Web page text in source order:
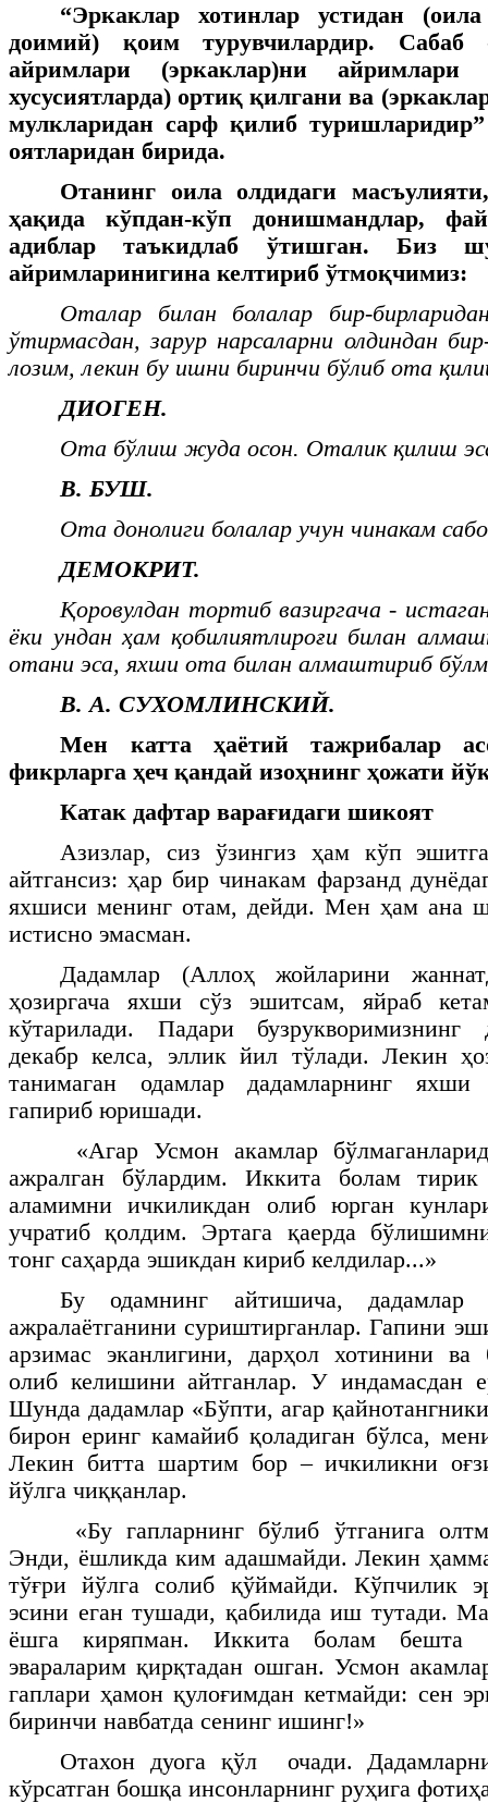
“Эркаклар хотинлар устидан
доимий) қоим турувчилардир.
айримлари (эркаклар)ни айримлари
хусусиятларда) ортиқ қилгани ва
мулкларидан сарф қилиб
оятларидан бирида.
Отанинг оила олдидаги
ҳақида кўпдан-кўп донишмандлар,
адиблар таъкидлаб ўтишган. Биз
айримларинигина келтириб ўтмоқчимиз:
Оталар билан болалар бир-
ўтирмасдан, зарур нарсаларни олдиндан
лозим, лекин бу ишни биринчи бўлиб ота
ДИОГЕН.
Ота бўлиш жуда осон. Оталик қилиш
В. БУШ.
Ота донолиги болалар учун чинакам
ДЕМОКРИТ.
Қоровулдан тортиб вазиргача -
ёки ундан ҳам қобилиятлироғи билан
отани эса, яхши ота билан алмаштириб
В. А. СУХОМЛИНСКИЙ.
Мен катта ҳаётий тажрибалар
фикрларга ҳеч қандай изоҳнинг ҳожати
Катак дафтар варағидаги шикоят
Азизлар, сиз ўзингиз ҳам кўп
айтгансиз: ҳар бир чинакам фарзанд
яхшиси менинг отам, дейди. Мен ҳам ана
истисно эмасман.
Дадамлар (Аллоҳ жойларини
ҳозиргача яхши сўз эшитсам, яйраб
кўтарилади. Падари бузрукворимизнинг
декабр келса, эллик йил тўлади. Лекин
танимаган одамлар дадамларнинг яхши
гапириб юришади.
«Агар Усмон акамлар
ажралган бўлардим. Иккита болам
аламимни ичкиликдан олиб юрган
учратиб қолдим. Эртага қаерда
тонг саҳарда эшикдан кириб келдилар...»
Бу одамнинг айтишича, дадамлар
ажралаётганини суриштирганлар. Гапини
арзимас эканлигини, дарҳол хотинини ва
олиб келишини айтганлар. У индамасдан
Шунда дадамлар «Бўпти, агар
бирон еринг камайиб қоладиган бўлса,
Лекин битта шартим бор – ичкиликни
йўлга чиққанлар.
«Бу гапларнинг бўлиб ўтганига
Энди, ёшликда ким адашмайди. Лекин
тўғри йўлга солиб қўймайди. Кўпчилик
эсини еган тушади, қабилида иш тутади.
ёшга киряпман. Иккита болам бешта
эвараларим қирқтадан ошган. Усмон
гаплари ҳамон қулоғимдан кетмайди: сен
биринчи навбатда сенинг ишинг!»
Отахон дуога қўл очади.
кўрсатган бошқа инсонларнинг руҳига